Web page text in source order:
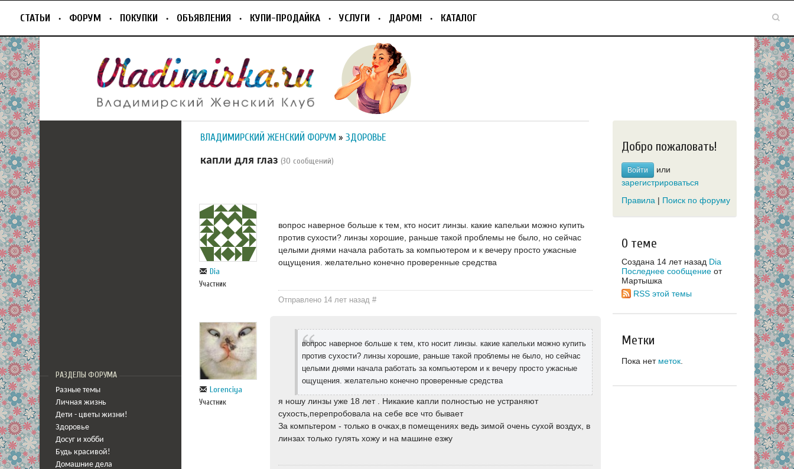
СТАТЬИ ФОРУМ ПОКУПКИ ОБЪЯВЛЕНИЯ КУПИ-ПРОДАЙКА УСЛУГИ ДАРОМ! КАТАЛОГ
РАЗДЕЛЫ ФОРУМА
Разные темы
Личная жизнь
Дети - цветы жизни!
Здоровье
Досуг и хобби
Будь красивой!
Домашние дела
ВЛАДИМИРСКИЙ ЖЕНСКИЙ ФОРУМ » ЗДОРОВЬЕ
капли для глаз (30 сообщений)
Dia
Участник
вопрос наверное больше к тем, кто носит линзы. какие капельки можно купить
против сухости? линзы хорошие, раньше такой проблемы не было, но сейчас
целыми днями начала работать за компьютером и к вечеру просто ужасные
ощущения. желательно конечно проверенные средства
Отправлено 14 лет назад#
Lorenciya
Участник
вопрос наверное больше к тем, кто носит линзы. какие капельки можно купить
против сухости? линзы хорошие, раньше такой проблемы не было, но сейчас
целыми днями начала работать за компьютером и к вечеру просто ужасные
ощущения. желательно конечно проверенные средства
я ношу линзы уже 18 лет . Никакие капли полностью не устраняют
сухость,перепробовала на себе все что бывает
За компьтером - только в очках,в помещениях ведь зимой очень сухой воздух, в
линзах только гулять хожу и на машине езжу
Добро пожаловать!
Войти
или
зарегистрироваться
Правила | Поиск по форуму
О теме
Создана 14 лет назад Dia
Последнее сообщение от
Мартышка
RSS этой темы
Метки
Пока нет меток